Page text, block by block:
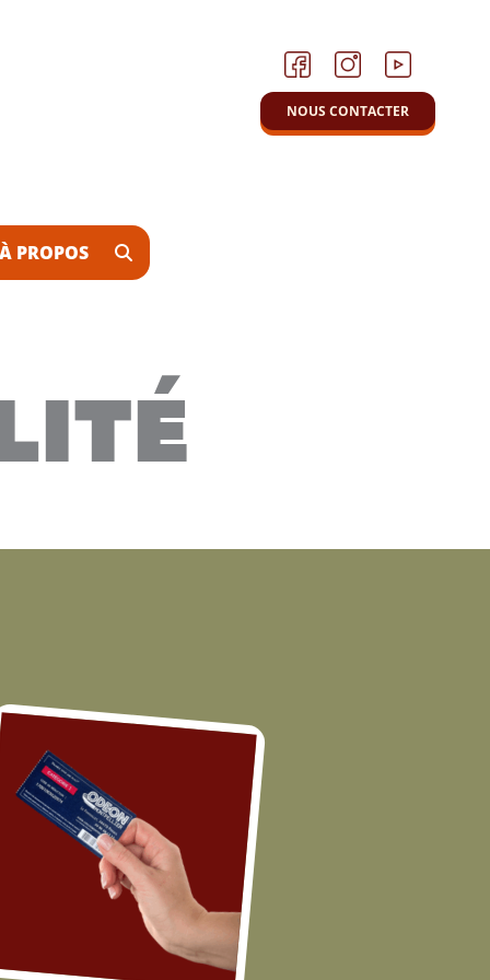
À PROPOS
NOUS CONTACTER